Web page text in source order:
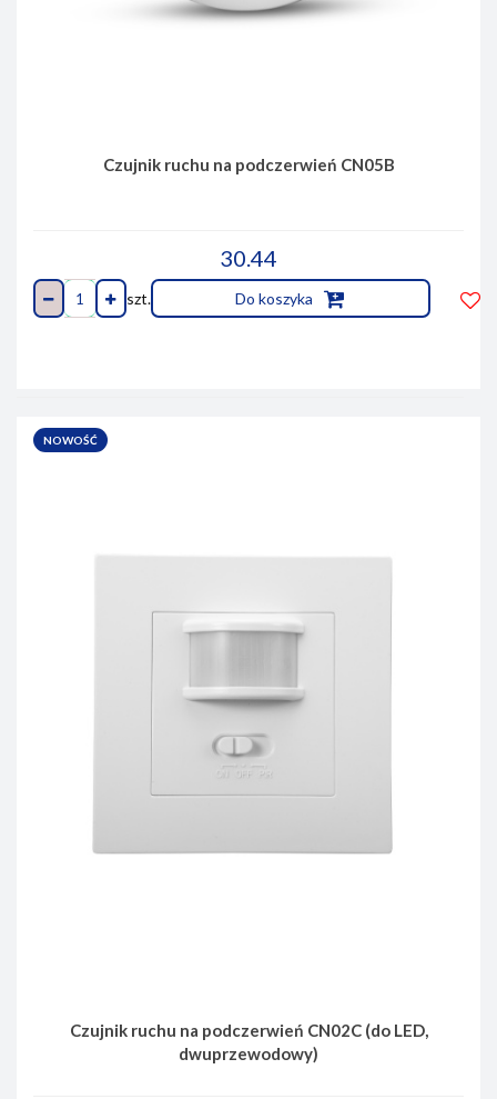
Czujnik ruchu na podczerwień CN05B
30.44
szt. Do koszyka
NOWOŚĆ
Czujnik ruchu na podczerwień CN02C (do LED,
dwuprzewodowy)